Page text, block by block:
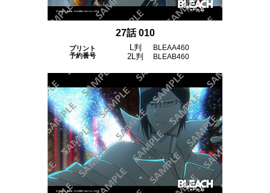
27話 010
プリント
予約番号
L判 BLEAA460
2L判 BLEAB460